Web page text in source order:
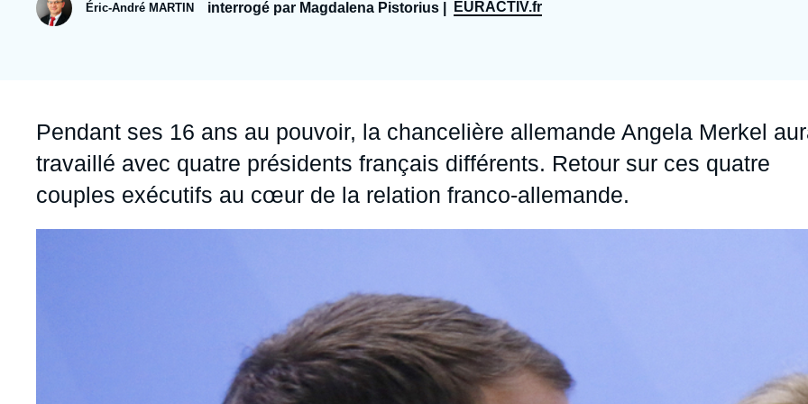
Partenariats et réseaux
Ramses
Intelligence artificielle
Europe
Jeudi 17 septembre 2026 17:30
Éric-André MARTIN interrogé par Magdalena Pistorius | EURACTIV.fr
Accroche
Pendant ses 16 ans au pouvoir, la chancelière allemande Angela Merkel
travaillé avec quatre présidents français différents. Retour sur ces quatre
couples exécutifs au cœur de la relation franco-allemande.